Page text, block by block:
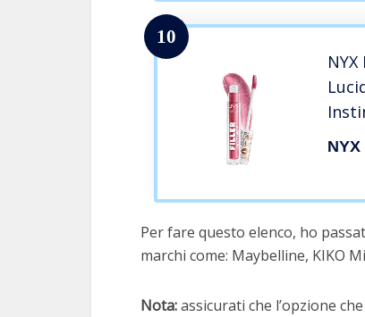
10
Per fare questo elenco, ho
marchi come: Maybelline, KIKO
Nota:assicurati che l’opzione